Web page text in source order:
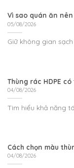
Vì sao quán ăn
05/08/2026
Giữ không gian
Thùng rác HDPE
04/08/2026
Tìm hiểu khả năng
Cách chọn màu
04/08/2026